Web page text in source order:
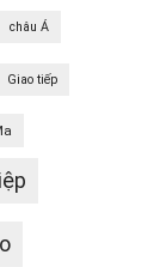
châu Á
Giao tiếp